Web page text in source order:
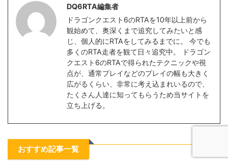
DQ6RTA編集者
ドラゴンクエスト6のRTAを10年以上前から
観始めて、奥深くまで追究してみたいと感
じ、個人的にRTAをしてみるまでに。 今でも
多くのRTA走者を観て日々追究中。 ドラゴン
クエスト6のRTAで得られたテクニックや視
点が、通常プレイなどのプレイの幅も大きく
広がるくらい、非常に考え込まれいるので、
たくさん人達に知ってもらうため当サイトを
立ち上げる。
おすすめ記事一覧